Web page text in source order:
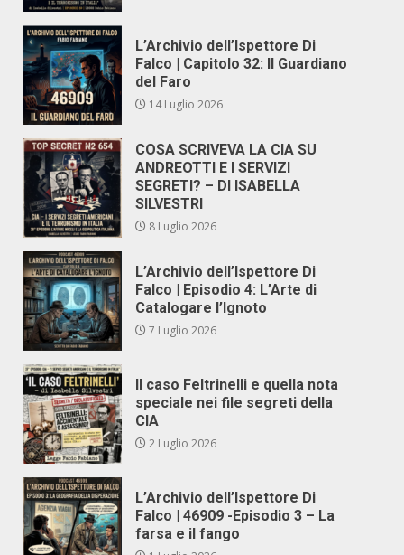
L’Archivio dell’Ispettore Di
Falco | Capitolo 32: Il Guardiano
del Faro
14 Luglio 2026
COSA SCRIVEVA LA CIA SU
ANDREOTTI E I SERVIZI
SEGRETI? – DI ISABELLA
SILVESTRI
8 Luglio 2026
L’Archivio dell’Ispettore Di
Falco | Episodio 4: L’Arte di
Catalogare l’Ignoto
7 Luglio 2026
Il caso Feltrinelli e quella nota
speciale nei file segreti della
CIA
2 Luglio 2026
L’Archivio dell’Ispettore Di
Falco | 46909 -Episodio 3 – La
farsa e il fango